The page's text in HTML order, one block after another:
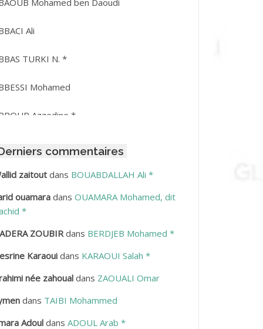
Ali
TURKI N. *
Mohamed
Azzedine *
Amar
Hamid
Mohamed
Lakhdar
Haciba
Mohamed Hamoud*
commentaires
zaitoutdans BOUABDALLAH Ali *
ouamaradans OUAMARA Mohamed, dit
*
ZOUBIRdans BERDJEB Mohamed *
Karaouidans KARAOUI Salah *
née zahoualdans ZAOUALI Omar
dans TAIBI Mohammed
Adouldans ADOUL Arab *